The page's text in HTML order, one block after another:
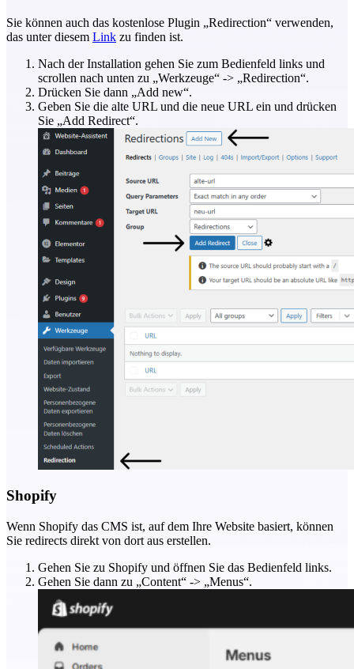
Sie können auch das kostenlose Plugin „Redirection“ verwenden,
das unter diesem Link zu finden ist.
Nach der Installation gehen Sie zum Bedienfeld links und
scrollen nach unten zu „Werkzeuge“ -> „Redirection“.
Drücken Sie dann „Add new“.
Geben Sie die alte URL und die neue URL ein und drücken
Sie „Add Redirect“.
Shopify
Wenn Shopify das CMS ist, auf dem Ihre Website basiert, können
Sie redirects direkt von dort aus erstellen.
Gehen Sie zu Shopify und öffnen Sie das Bedienfeld links.
Gehen Sie dann zu „Content“ -> „Menus“.